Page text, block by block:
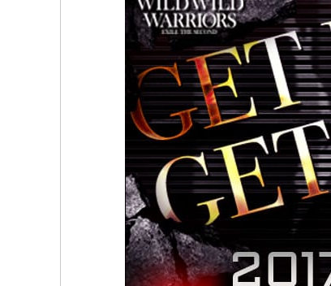
Naoさん(@glassslipperofn426)がシ
pic.twitter.com/
April 6, 2017
#exilethesecond